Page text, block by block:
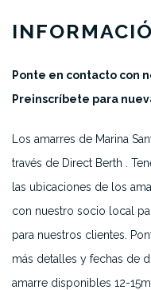
Ponte en contacto con
Preinscríbete para
Los amarres de Marina
través de Direct Berth .
las ubicaciones de los
con nuestro socio local
para nuestros clientes.
más detalles y fechas de
amarre disponibles 12-